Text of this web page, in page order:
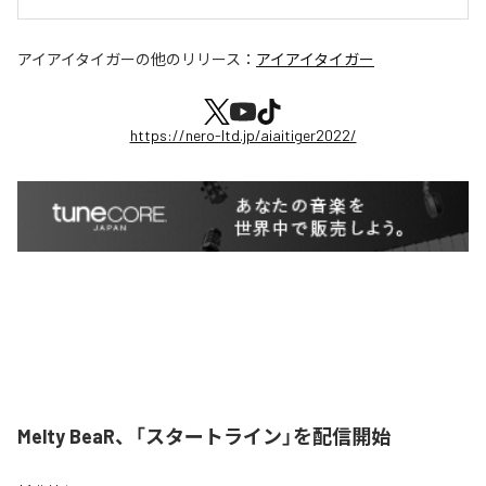
アイアイタイガーの他のリリース： アイアイタイガー
https://nero-ltd.jp/aiaitiger2022/
Melty BeaR、「スタートライン」を配信開始